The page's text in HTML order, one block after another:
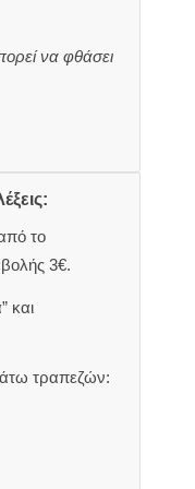
να φθάσει
το
3€.
και
τραπεζών: